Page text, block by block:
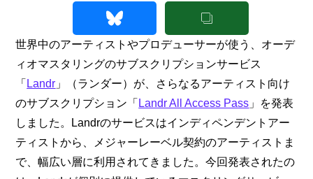
世界中のアーティストやプロデューサーが使う、オーデ
ィオマスタリングのサブスクリプションサービス
「 Landr 」（ランダー）が、さらなるアーティスト向け
のサブスクリプション「 Landr All Access Pass 」を発表
しました。Landrのサービスはインディペンデントアー
ティストから、メジャーレーベル契約のアーティストま
で、幅広い層に利用されてきました。今回発表されたの